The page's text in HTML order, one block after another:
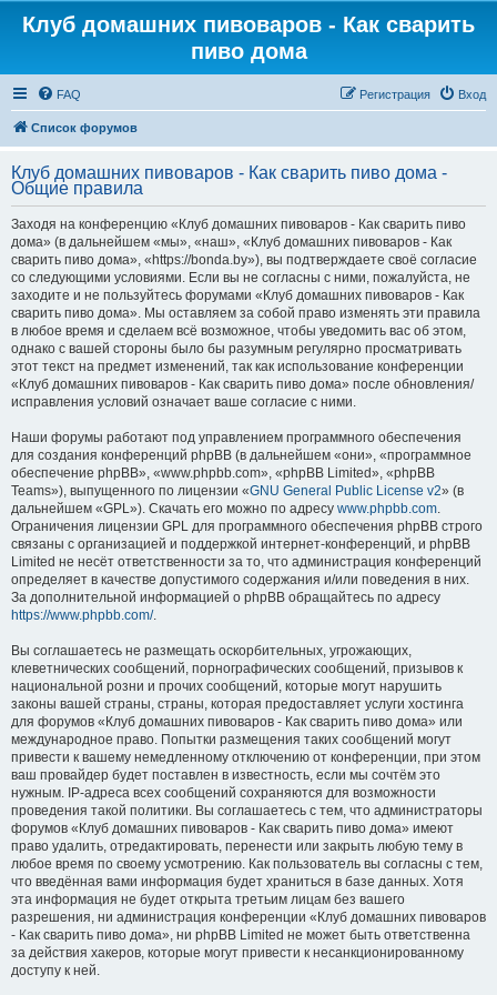
Клуб домашних пивоваров - Как cварить
пиво дома
FAQ Вход
Регистрация
Список форумов
Клуб домашних пивоваров - Как cварить пиво дома -
Общие правила
Заходя на конференцию «Клуб домашних пивоваров - Как cварить пиво
дома» (в дальнейшем «мы», «наш», «Клуб домашних пивоваров - Как
cварить пиво дома», «https://bonda.by»), вы подтверждаете своё согласие
со следующими условиями. Если вы не согласны с ними, пожалуйста, не
заходите и не пользуйтесь форумами «Клуб домашних пивоваров - Как
cварить пиво дома». Мы оставляем за собой право изменять эти правила
в любое время и сделаем всё возможное, чтобы уведомить вас об этом,
однако с вашей стороны было бы разумным регулярно просматривать
этот текст на предмет изменений, так как использование конференции
«Клуб домашних пивоваров - Как cварить пиво дома» после обновления/
исправления условий означает ваше согласие с ними.
Наши форумы работают под управлением программного обеспечения
для создания конференций phpBB (в дальнейшем «они», «программное
обеспечение phpBB», «www.phpbb.com», «phpBB Limited», «phpBB
Teams»), выпущенного по лицензии «GNU General Public License v2» (в
дальнейшем «GPL»). Скачать его можно по адресу www.phpbb.com.
Ограничения лицензии GPL для программного обеспечения phpBB строго
связаны с организацией и поддержкой интернет-конференций, и phpBB
Limited не несёт ответственности за то, что администрация конференций
определяет в качестве допустимого содержания и/или поведения в них.
За дополнительной информацией о phpBB обращайтесь по адресу
https://www.phpbb.com/.
Вы соглашаетесь не размещать оскорбительных, угрожающих,
клеветнических сообщений, порнографических сообщений, призывов к
национальной розни и прочих сообщений, которые могут нарушить
законы вашей страны, страны, которая предоставляет услуги хостинга
для форумов «Клуб домашних пивоваров - Как cварить пиво дома» или
международное право. Попытки размещения таких сообщений могут
привести к вашему немедленному отключению от конференции, при этом
ваш провайдер будет поставлен в известность, если мы сочтём это
нужным. IP-адреса всех сообщений сохраняются для возможности
проведения такой политики. Вы соглашаетесь с тем, что администраторы
форумов «Клуб домашних пивоваров - Как cварить пиво дома» имеют
право удалить, отредактировать, перенести или закрыть любую тему в
любое время по своему усмотрению. Как пользователь вы согласны с тем,
что введённая вами информация будет храниться в базе данных. Хотя
эта информация не будет открыта третьим лицам без вашего
разрешения, ни администрация конференции «Клуб домашних пивоваров
- Как cварить пиво дома», ни phpBB Limited не может быть ответственна
за действия хакеров, которые могут привести к несанкционированному
доступу к ней.